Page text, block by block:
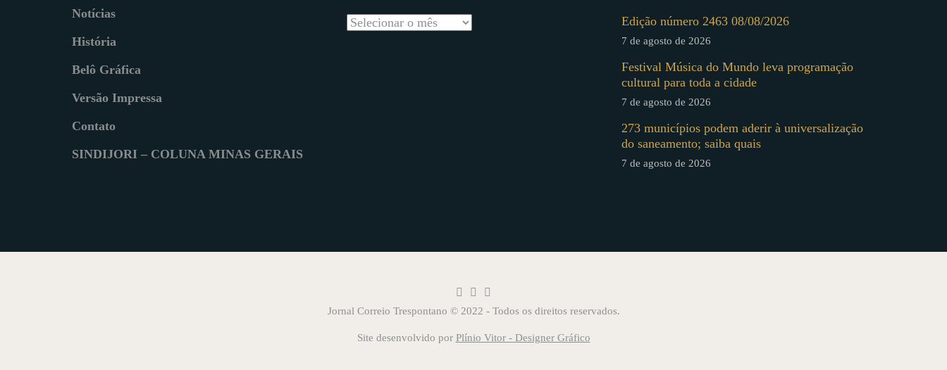
Notícias
História
Belô Gráfica
Versão Impressa
Contato
SINDIJORI – COLUNA MINAS GERAIS
Edição número 2463 08/08/2026
7 de agosto de 2026
Festival Música do Mundo leva programação
cultural para toda a cidade
7 de agosto de 2026
273 municípios podem aderir à universalização
do saneamento; saiba quais
7 de agosto de 2026
Jornal Correio Trespontano © 2022 - Todos os direitos reservados.
Site desenvolvido por Plínio Vitor - Designer Gráfico